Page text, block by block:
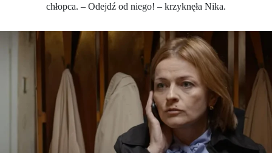
chłopca. – Odejdź od niego! – krzyknęła Nika.